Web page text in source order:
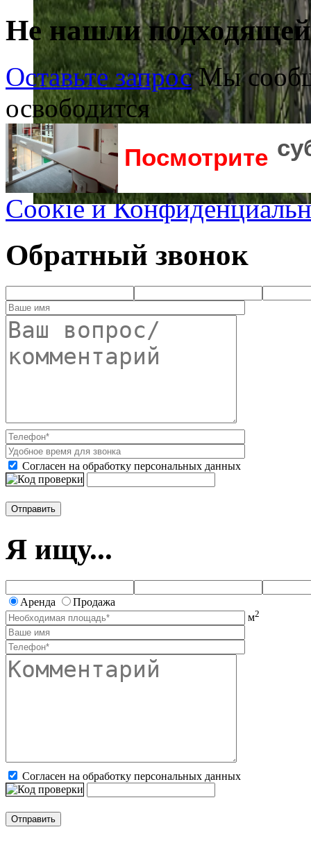
Не нашли
Оставьте запрос Мы
освободится
Посмотрите
Cookie и
Обратный звонок
Согласен на обработку персональных данных
Я ищу...
Аренда
Продажа
м2
Согласен на обработку персональных данных